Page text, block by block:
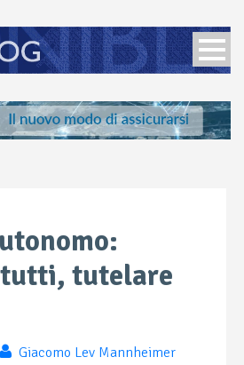
tutelare
Giacomo Lev Mannheimer